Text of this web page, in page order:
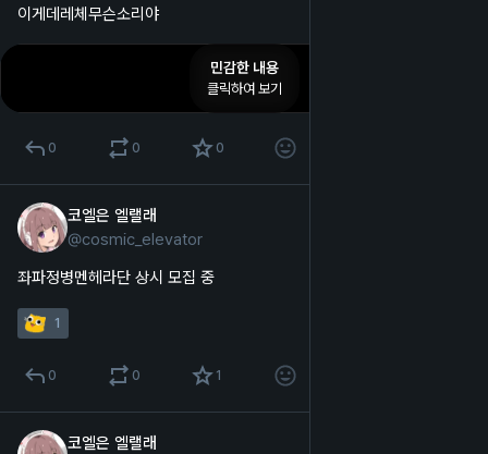
이게데레체무슨소리야
민감한 내용
클릭하여 보기
0 0 0
코엘은 엘랠래
@cosmic_elevator
좌파정병멘헤라단 상시 모집 중
1
0 0 1
코엘은 엘랠래